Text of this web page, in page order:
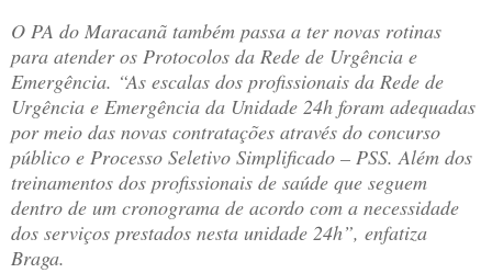
O PA do Maracanã também passa a ter novas rotinas
para atender os Protocolos da Rede de Urgência e
Emergência. “As escalas dos profissionais da Rede de
Urgência e Emergência da Unidade 24h foram adequadas
por meio das novas contratações através do concurso
público e Processo Seletivo Simplificado – PSS. Além dos
treinamentos dos profissionais de saúde que seguem
dentro de um cronograma de acordo com a necessidade
dos serviços prestados nesta unidade 24h”, enfatiza
Braga.